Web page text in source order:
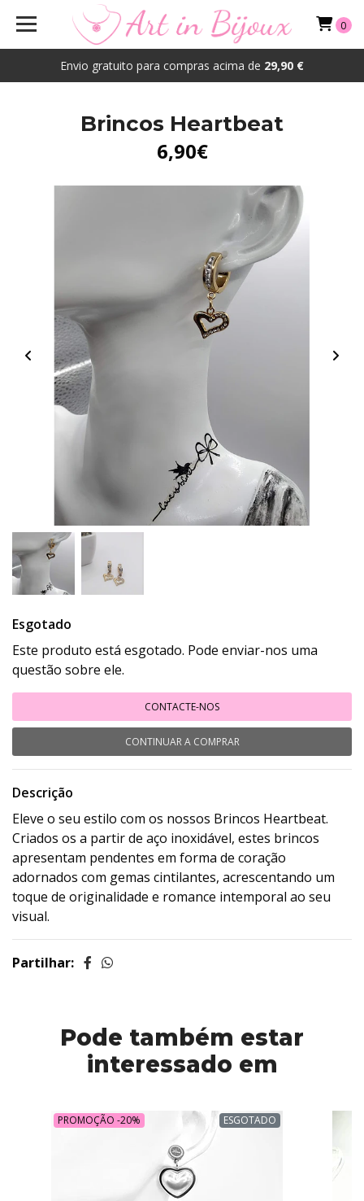
Envio gratuito para compras acima de 29,90 €
0
Brincos Heartbeat
6,90€
Esgotado
Este produto está esgotado. Pode enviar-nos uma
questão sobre ele.
CONTACTE-NOS
CONTINUAR A COMPRAR
Descrição
Eleve o seu estilo com os nossos Brincos Heartbeat.
Criados os a partir de aço inoxidável, estes brincos
apresentam pendentes em forma de coração
adornados com gemas cintilantes, acrescentando um
toque de originalidade e romance intemporal ao seu
visual.
Partilhar:
Pode também estar
interessado em
ESGOTADO
PROMOÇÃO -20%